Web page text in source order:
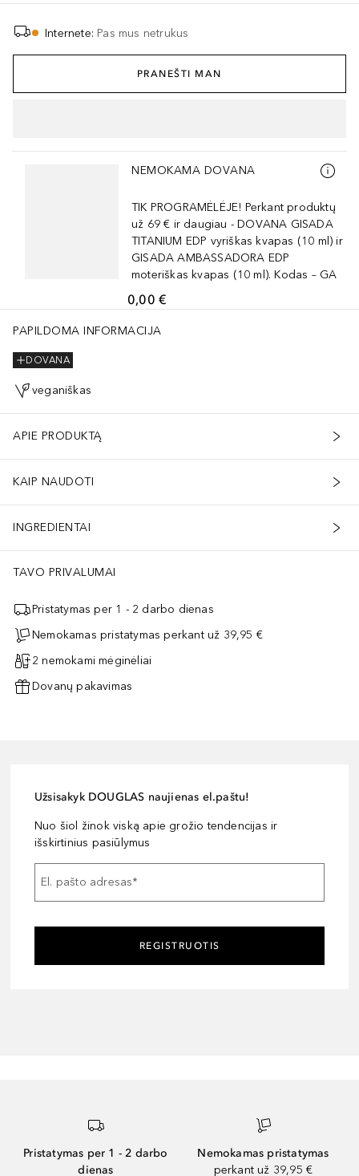
Internete: Pas mus netrukus
PRANEŠTI MAN
Praleisti slankiklį
NEMOKAMA DOVANA
TIK PROGRAMĖLĖJE! Perkant produktų
už 69 € ir daugiau - DOVANA GISADA
TITANIUM EDP vyriškas kvapas (10 ml) ir
GISADA AMBASSADORA EDP
moteriškas kvapas (10 ml). Kodas – GA
0,00 €
PAPILDOMA INFORMACIJA
DOVANA
veganiškas
APIE PRODUKTĄ
KAIP NAUDOTI
INGREDIENTAI
TAVO PRIVALUMAI
Pristatymas per 1 - 2 darbo dienas
Nemokamas pristatymas perkant už 39,95 €
2 nemokami mėginėliai
Dovanų pakavimas
Užsisakyk DOUGLAS naujienas el.paštu!
Nuo šiol žinok viską apie grožio tendencijas ir
išskirtinius pasiūlymus
El. pašto adresas*
REGISTRUOTIS
Pristatymas per 1 - 2 darbo
dienas
Nemokamas pristatymas
perkant už 39,95 €